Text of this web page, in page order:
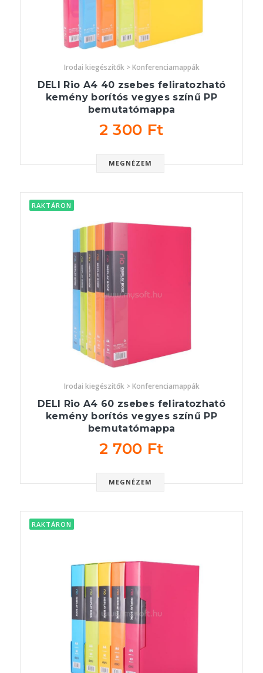
Irodai kiegészítők > Konferenciamappák
DELI Rio A4 40 zsebes feliratozható
kemény borítós vegyes színű PP
bemutatómappa
2 300 Ft
MEGNÉZEM
RAKTÁRON
Irodai kiegészítők > Konferenciamappák
DELI Rio A4 60 zsebes feliratozható
kemény borítós vegyes színű PP
bemutatómappa
2 700 Ft
MEGNÉZEM
RAKTÁRON